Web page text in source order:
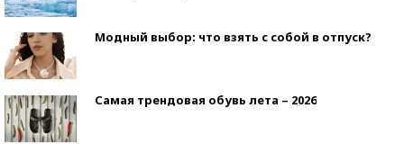
Модный выбор: что взять с собой в отпуск?
Самая трендовая обувь лета – 2026